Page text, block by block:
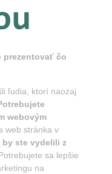
prezentovať čo
ľudia, ktorí naozaj
webovým
web stránka v
by ste vydelili z
sa lepšie
na